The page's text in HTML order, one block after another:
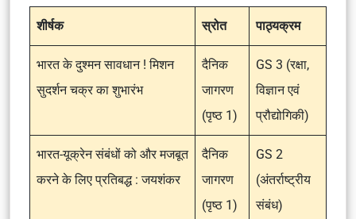
शीर्षक स्रोत पाठ्यक्रम
भारत के दुश्मन सावधान ! मिशन
सुदर्शन चक्र का शुभारंभ
दैनिक
जागरण
(पृष्ठ 1)
GS 3 (रक्षा,
विज्ञान एवं
प्रौद्योगिकी)
भारत-यूक्रेन संबंधों को और मजबूत
करने के लिए प्रतिबद्ध : जयशंकर
दैनिक
जागरण
(पृष्ठ 1)
GS 2
(अंतर्राष्ट्रीय
संबंध)